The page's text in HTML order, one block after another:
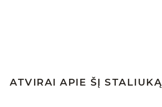
ATVIRAI APIE ŠĮ STALIUKĄ